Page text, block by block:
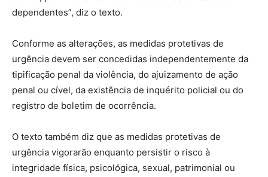
dependentes”, diz o texto.
Conforme as alterações, as medidas protetivas de
urgência devem ser concedidas independentemente da
tipificação penal da violência, do ajuizamento de ação
penal ou cível, da existência de inquérito policial ou do
registro de boletim de ocorrência.
O texto também diz que as medidas protetivas de
urgência vigorarão enquanto persistir o risco à
integridade física, psicológica, sexual, patrimonial ou